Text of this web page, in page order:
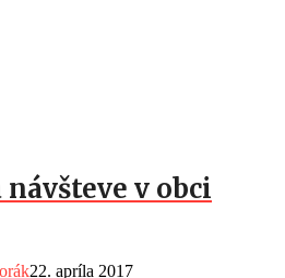
v obci
22. apríla 2017